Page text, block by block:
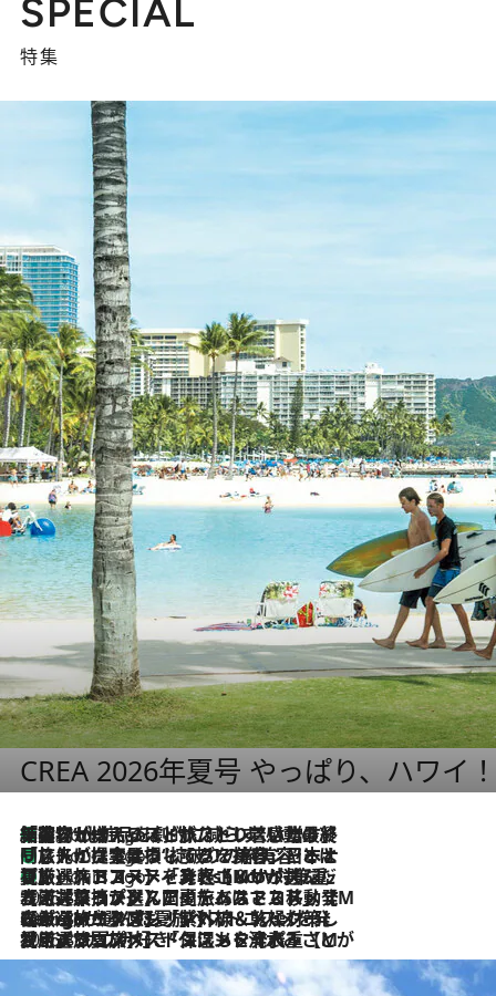
SPECIAL
特集
CREA 2026年夏号 やっぱり、ハワイ
2 Hours Ago
「荷物が増えるほど旅ストレスは増す」美容ジャーナリストがたどり着いた最終結論。“化粧品を劇的に減らす”感動の凝縮美容とは
2 Hours Ago
「旅先には金髪ウィッグを持参」日本と同じメイクでは損してる!? 美容ジャーナリストが提案する“掟破りの旅美容”とは
2 Hours Ago
【厳選旅コスメ】「身軽さ＆UV対策重視！」ヘアアーティストshucoが選んだ夏旅ベストコスメを発表【Mサイズジップ】
2026.8.5
【厳選旅コスメ】国内をあちこち移動する河井菜摘が選んだ夏旅ベストコスメ発表！「リラックスアイテムはマスト」【Mサイズジップ】
2026.8.4
【厳選旅コスメ】「紫外線＆乾燥対策しながらメイク感も！」ヘア＆メイクGeorgeが選んだ夏旅ベストコスメを発表！【Mサイズジップ】
2026.8.3
【厳選旅コスメ】「保湿もタイパ重視！」“サウナ好き”タレント清水みさとが愛用する夏旅ベストコスメを発表！【Mサイズジップ】